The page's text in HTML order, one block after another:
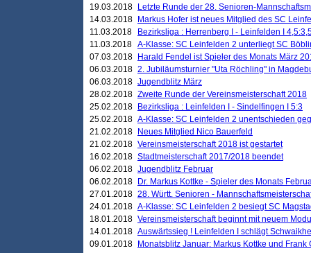
19.03.2018
Letzte Runde der 28. Senioren-
14.03.2018
Markus Hofer ist neues Mitglied des SC
11.03.2018
Bezirksliga : Herrenberg I - Leinfelden I
11.03.2018 A-Klasse: SC Leinfelden 2 unterliegt SC
07.03.2018
Harald Fendel ist Spieler des Monats März
06.03.2018 2. Jubiläumsturnier "Uta Röchling" in
06.03.2018 Jugendblitz März
28.02.2018 Zweite Runde der Vereinsmeisterschaft 2018
25.02.2018
Bezirksliga : Leinfelden I - Sindelfingen I 5:3
25.02.2018 A-Klasse: SC Leinfelden 2 unentschieden
21.02.2018
Neues Mitglied Nico Bauerfeld
21.02.2018 Vereinsmeisterschaft 2018 ist gestartet
16.02.2018 Stadtmeisterschaft 2017/2018 beendet
06.02.2018 Jugendblitz Februar
06.02.2018
Dr. Markus Kottke - Spieler des Monats
27.01.2018 28. Württ. Senioren -
24.01.2018 A-Klasse: SC Leinfelden 2 besiegt SC
18.01.2018 Vereinsmeisterschaft beginnt mit neuem
14.01.2018 Auswärtssieg ! Leinfelden I schlägt
09.01.2018
Monatsblitz Januar: Markus Kottke und